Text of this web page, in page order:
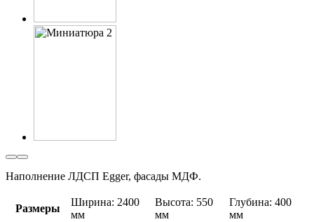
Наполнение ЛДСП Egger, фасады МДФ.
Размеры
Ширина: 2400
мм
Высота: 550
мм
Глубина: 400
мм